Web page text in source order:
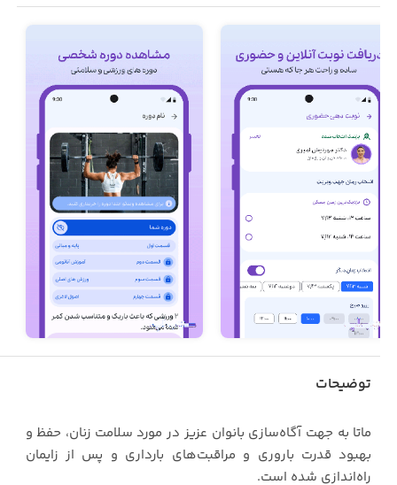
توضیحات
ماتا به جهت آگاه‌سازی بانوان عزیز در مورد سلامت زنان، حفظ و
بهبود قدرت باروری و مراقبت‌های بارداری و پس از زایمان
راه‌اندازی شده است.